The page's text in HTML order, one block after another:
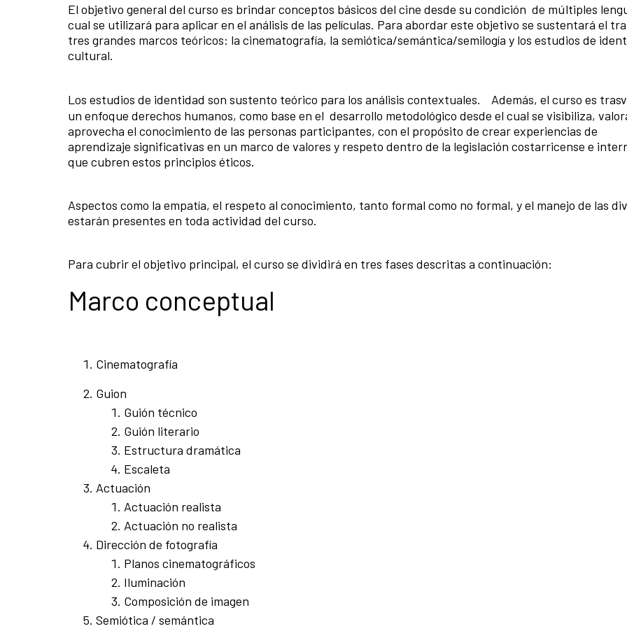
El objetivo general del curso es brindar conceptos básicos del cine desde su condición de múltiples
cual se utilizará para aplicar en el análisis de las películas. Para abordar este objetivo se sustentará el
tres grandes marcos teóricos: la cinematografía, la semiótica/semántica/semilogía y los estudios de
cultural.
Los estudios de identidad son sustento teórico para los análisis contextuales. Además, el curso es
un enfoque derechos humanos, como base en el desarrollo metodológico desde el cual se visibiliza,
aprovecha el conocimiento de las personas participantes, con el propósito de crear experiencias de
aprendizaje significativas en un marco de valores y respeto dentro de la legislación costarricense e
que cubren estos principios éticos.
Aspectos como la empatía, el respeto al conocimiento, tanto formal como no formal, y el manejo de las
estarán presentes en toda actividad del curso.
Para cubrir el objetivo principal, el curso se dividirá en tres fases descritas a continuación:
Marco conceptual
Cinematografía
Guion
Guión técnico
Guión literario
Estructura dramática
Escaleta
Actuación
Actuación realista
Actuación no realista
Dirección de fotografía
Planos cinematográficos
Iluminación
Composición de imagen
Semiótica / semántica